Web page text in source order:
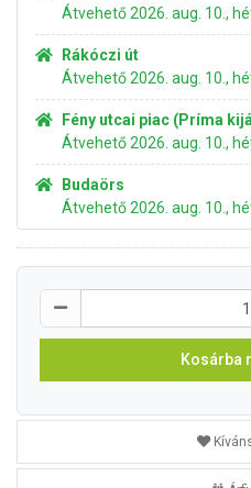
Átvehető 2026. aug. 10.,
Rákóczi út
Átvehető 2026. aug. 10.,
Fény utcai piac (Príma
Átvehető 2026. aug. 10.,
Budaörs
Átvehető 2026. aug. 10.,
Kosárba